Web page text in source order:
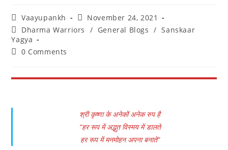
Post
author:
Vaayupankh
Post
published:
November 24, 2021
Post
category:
Dharma Warriors / General Blogs / Sanskaar
Yagya
Post0 Comments
श्री कृष्णा के अनेकों अनेक रुप है
“हर रूप में अद्भुत विस्मय में डालते
हर रूप में मनमोहन अपना बनाते”